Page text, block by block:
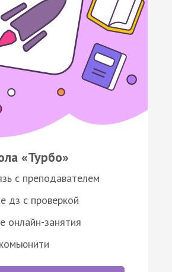
«Турбо»
с преподавателем
дз с проверкой
онлайн-занятия